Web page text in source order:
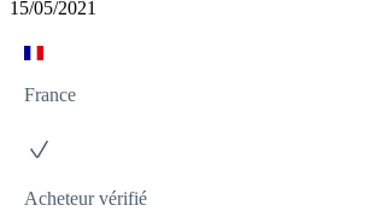
15/05/2021
France
Acheteur vérifié